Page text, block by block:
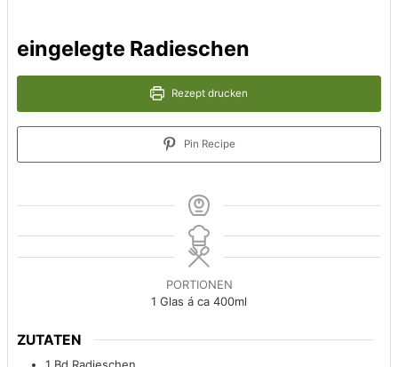
eingelegte Radieschen
Rezept drucken
Pin Recipe
PORTIONEN
1 Glas á ca 400ml
ZUTATEN
1 Bd Radieschen